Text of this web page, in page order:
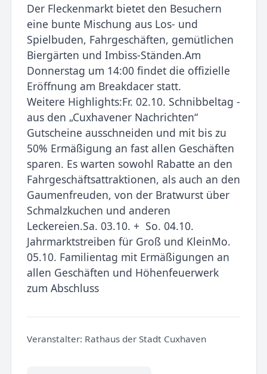
Der Fleckenmarkt bietet den Besuchern
eine bunte Mischung aus Los- und
Spielbuden, Fahrgeschäften, gemütlichen
Biergärten und Imbiss-Ständen.Am
Donnerstag um 14:00 findet die offizielle
Eröffnung am Breakdacer statt.
Weitere Highlights:Fr. 02.10. Schnibbeltag -
aus den „Cuxhavener Nachrichten“
Gutscheine ausschneiden und mit bis zu
50% Ermäßigung an fast allen Geschäften
sparen. Es warten sowohl Rabatte an den
Fahrgeschäftsattraktionen, als auch an den
Gaumenfreuden, von der Bratwurst über
Schmalzkuchen und anderen
Leckereien.Sa. 03.10. + So. 04.10.
Jahrmarktstreiben für Groß und KleinMo.
05.10. Familientag mit Ermäßigungen an
allen Geschäften und Höhenfeuerwerk
zum Abschluss
Veranstalter: Rathaus der Stadt Cuxhaven